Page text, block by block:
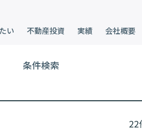
い 不動産投資 実績 会社概要
条件検索
22